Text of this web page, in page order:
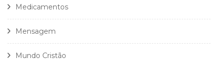
Medicamentos
Mensagem
Mundo Cristão